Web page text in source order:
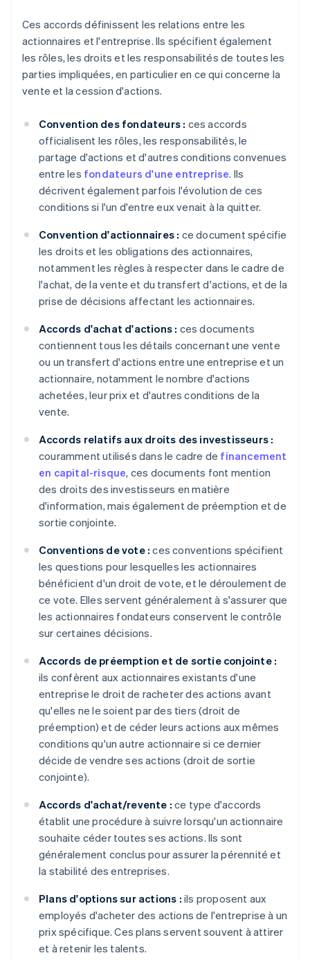
Ces accords définissent les relations entre les
actionnaires et l'entreprise. Ils spécifient également
les rôles, les droits et les responsabilités de toutes les
parties impliquées, en particulier en ce qui concerne la
vente et la cession d'actions.
Convention des fondateurs : ces accords
officialisent les rôles, les responsabilités, le
partage d'actions et d'autres conditions convenues
entre les fondateurs d'une entreprise. Ils
décrivent également parfois l'évolution de ces
conditions si l'un d'entre eux venait à la quitter.
Convention d'actionnaires : ce document spécifie
les droits et les obligations des actionnaires,
notamment les règles à respecter dans le cadre de
l'achat, de la vente et du transfert d'actions, et de la
prise de décisions affectant les actionnaires.
Accords d'achat d'actions : ces documents
contiennent tous les détails concernant une vente
ou un transfert d'actions entre une entreprise et un
actionnaire, notamment le nombre d'actions
achetées, leur prix et d'autres conditions de la
vente.
Accords relatifs aux droits des investisseurs :
couramment utilisés dans le cadre de financement
en capital-risque, ces documents font mention
des droits des investisseurs en matière
d'information, mais également de préemption et de
sortie conjointe.
Conventions de vote : ces conventions spécifient
les questions pour lesquelles les actionnaires
bénéficient d'un droit de vote, et le déroulement de
ce vote. Elles servent généralement à s'assurer que
les actionnaires fondateurs conservent le contrôle
sur certaines décisions.
Accords de préemption et de sortie conjointe :
ils confèrent aux actionnaires existants d'une
entreprise le droit de racheter des actions avant
qu'elles ne le soient par des tiers (droit de
préemption) et de céder leurs actions aux mêmes
conditions qu'un autre actionnaire si ce dernier
décide de vendre ses actions (droit de sortie
conjointe).
Accords d'achat/revente : ce type d'accords
établit une procédure à suivre lorsqu'un actionnaire
souhaite céder toutes ses actions. Ils sont
généralement conclus pour assurer la pérennité et
la stabilité des entreprises.
Plans d'options sur actions : ils proposent aux
employés d'acheter des actions de l'entreprise à un
prix spécifique. Ces plans servent souvent à attirer
et à retenir les talents.